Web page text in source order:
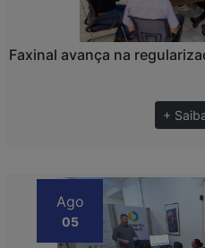
Faxinal avança na
+
Ago
05